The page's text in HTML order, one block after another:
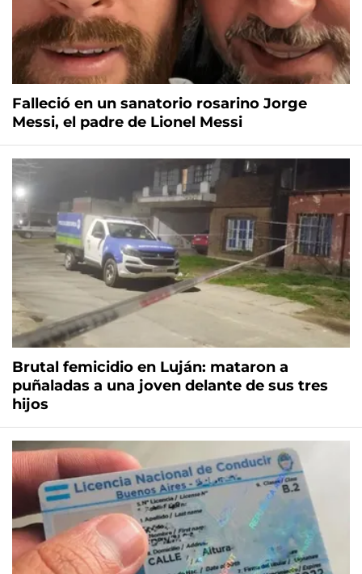
Falleció en un sanatorio rosarino Jorge
Messi, el padre de Lionel Messi
Brutal femicidio en Luján: mataron a
puñaladas a una joven delante de sus tres
hijos